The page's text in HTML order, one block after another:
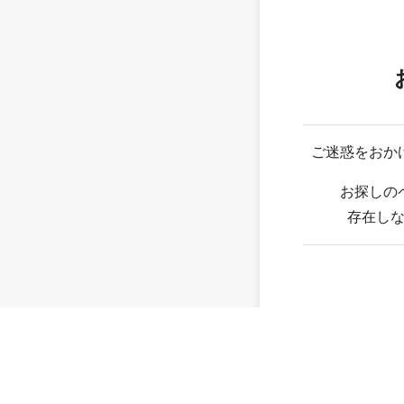
ご迷惑をおか
お探しの
存在し